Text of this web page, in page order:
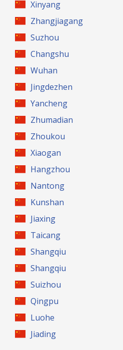
Xinyang
Zhangjiagang
Suzhou
Changshu
Wuhan
Jingdezhen
Yancheng
Zhumadian
Zhoukou
Xiaogan
Hangzhou
Nantong
Kunshan
Jiaxing
Taicang
Shangqiu
Shangqiu
Suizhou
Qingpu
Luohe
Jiading